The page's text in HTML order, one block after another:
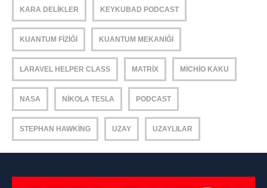
KARA DELIKLER KEYKUBAD PODCAST
KUANTUM FIZIĞI KUANTUM MEKANIĞI
LARAVEL HELPER CLASS MATRIX MICHIO KAKU
NASA NIKOLA TESLA PODCAST
STEPHAN HAWKING UZAY UZAYLILAR